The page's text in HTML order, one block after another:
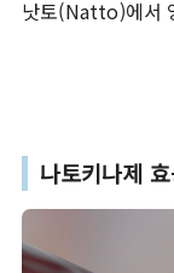
낫토(Natto)에서
나토키나제